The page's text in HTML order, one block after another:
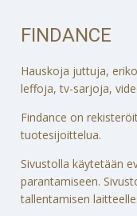
FINDANCE
Hauskoja juttuja,
leffoja, tv-sarjoja,
Findance on
tuotesijoittelua.
Sivustolla käytetään
parantamiseen.
tallentamisen